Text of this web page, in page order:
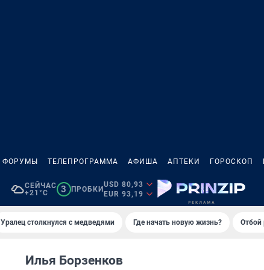
ФОРУМЫ ТЕЛЕПРОГРАММА АФИША АПТЕКИ ГОРОСКОП
СЕЙЧАС
+21°C
3 ПРОБКИ
USD 80,93
EUR 93,19
Уралец столкнулся с медведями Где начать новую жизнь? Отбой
Илья Борзенков